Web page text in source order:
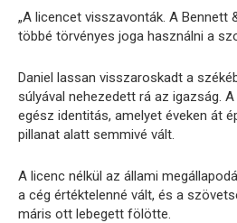
„A licencet visszavonták. A Bennett
többé törvényes joga használni a
Daniel lassan visszaroskadt a
súlyával nehezedett rá az igazság.
egész identitás, amelyet éveken át
pillanat alatt semmivé vált.
A licenc nélkül az állami
a cég értéktelenné vált, és a
máris ott lebegett fölötte.